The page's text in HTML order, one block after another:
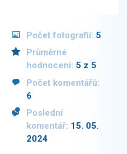
Počet fotografií: 5
Průměrné
hodnocení: 5 z 5
Počet komentářů:
6
Poslední
komentář: 15. 05.
2024